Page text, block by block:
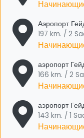
Аэропорт
197 km. / 2
аэропорт
166 km. / 2
аэропорт
143 km. / 1